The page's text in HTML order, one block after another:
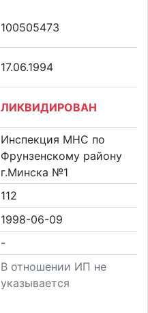
100505473
17.06.1994
ЛИКВИДИРОВАН
Инспекция МНС по
Фрунзенскому району
г.Минска №1
112
1998-06-09
-
В отношении ИП не
указывается